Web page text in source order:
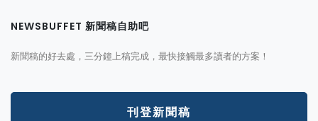
NEWSBUFFET 新聞稿自助吧
新聞稿的好去處，三分鐘上稿完成，最快接觸最多讀者的方案！
刊登新聞稿